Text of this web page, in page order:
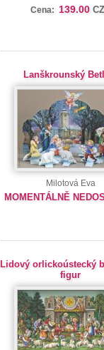
Cena: 139.00
Lanškrounský
Milotová Eva
MOMENTÁLNĚ
Lidový orlickoústecký
figur